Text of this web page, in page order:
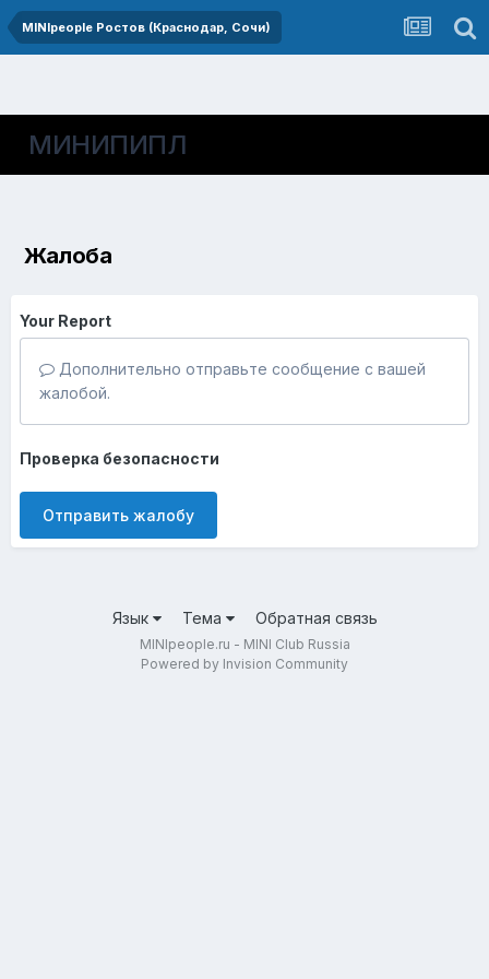
MINIpeople Ростов (Краснодар, Сочи)
МИНИПИПЛ
Жалоба
Your Report
Дополнительно отправьте сообщение с вашей
жалобой.
Проверка безопасности
Отправить жалобу
Язык Тема Обратная связь
MINIpeople.ru - MINI Club Russia
Powered by Invision Community